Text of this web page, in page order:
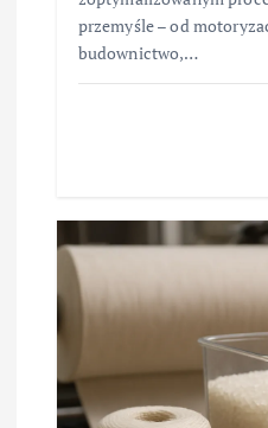
przemyśle – od
budownictwo,…